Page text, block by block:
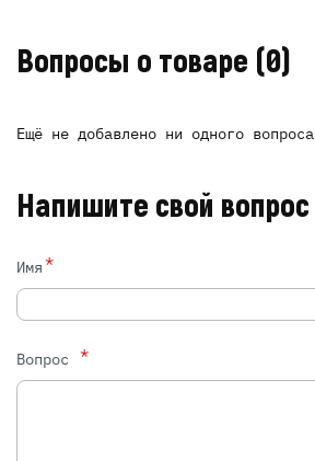
Вопросы о товаре (0)
Ещё не добавлено ни одного вопроса
Напишите свой вопрос
Имя*
Вопрос *